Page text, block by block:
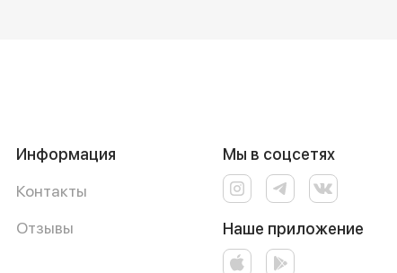
Информация
Контакты
Отзывы
Мы в соцсетях
Наше приложение